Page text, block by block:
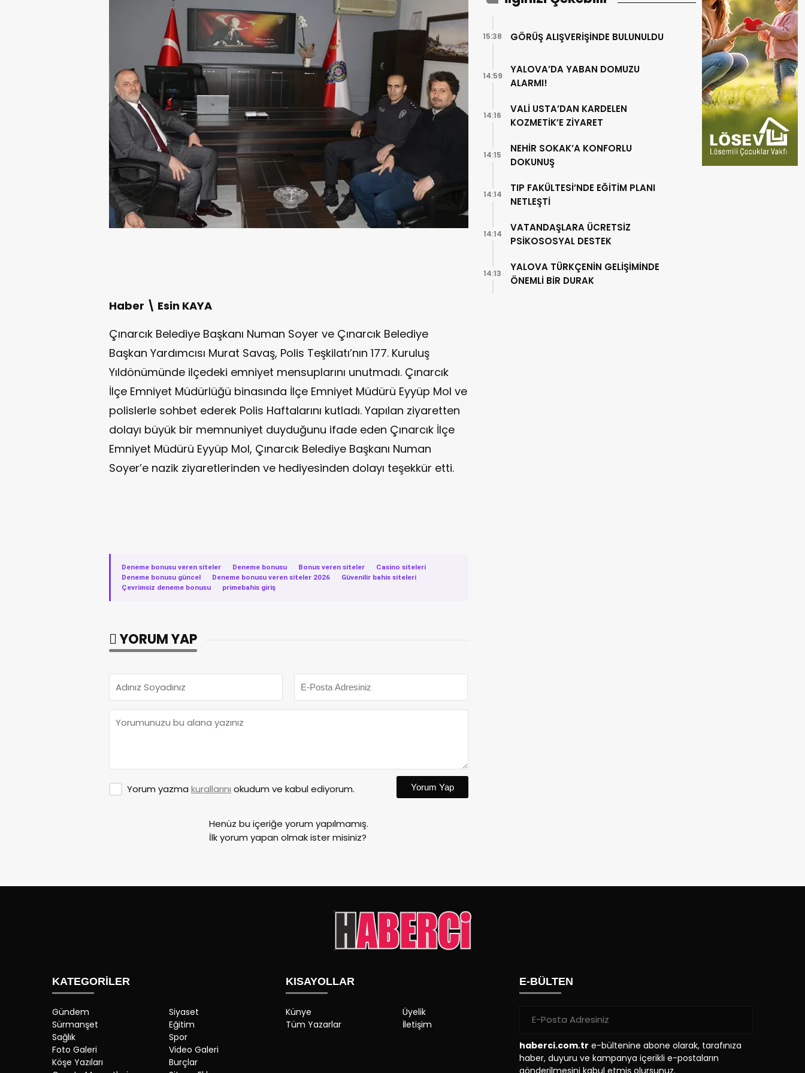
Haber \ Esin KAYA
Çınarcık Belediye Başkanı Numan Soyer ve Çınarcık Belediye
Başkan Yardımcısı Murat Savaş, Polis Teşkilatı’nın 177. Kuruluş
Yıldönümünde ilçedeki emniyet mensuplarını unutmadı. Çınarcık
İlçe Emniyet Müdürlüğü binasında İlçe Emniyet Müdürü Eyyüp Mol ve
polislerle sohbet ederek Polis Haftalarını kutladı. Yapılan ziyaretten
dolayı büyük bir memnuniyet duyduğunu ifade eden Çınarcık İlçe
Emniyet Müdürü Eyyüp Mol, Çınarcık Belediye Başkanı Numan
Soyer’e nazik ziyaretlerinden ve hediyesinden dolayı teşekkür etti.
Deneme bonusu veren siteler · Deneme bonusu · Bonus veren siteler · Casino siteleri
·
Deneme bonusu güncel
· Deneme bonusu veren siteler 2026 · Güvenilir bahis siteleri
·
Çevrimsiz deneme bonusu
· primebahis giriş
YORUM YAP
Yorum yazma kurallarını okudum ve kabul ediyorum. Yorum Yap
Henüz bu içeriğe yorum yapılmamış.
İlk yorum yapan olmak ister misiniz?
GÖRÜŞ ALIŞVERİŞİNDE BULUNULDU
15:38
YALOVA’DA YABAN DOMUZU
ALARMI!
14:59
VALİ USTA’DAN KARDELEN
KOZMETİK’E ZİYARET
14:16
NEHİR SOKAK’A KONFORLU
DOKUNUŞ
14:15
TIP FAKÜLTESİ’NDE EĞİTİM PLANI
NETLEŞTİ
14:14
VATANDAŞLARA ÜCRETSİZ
PSİKOSOSYAL DESTEK
14:14
YALOVA TÜRKÇENİN GELİŞİMİNDE
ÖNEMLİ BİR DURAK
14:13
KATEGORİLER
Gündem
Siyaset
Sürmanşet
Eğitim
Sağlık
Spor
Foto Galeri
Video Galeri
Köşe Yazıları
Burçlar
KISAYOLLAR
Künye
Üyelik
Tüm Yazarlar
İletişim
E-BÜLTEN
haberci.com.tr e-bültenine abone olarak, tarafınıza
haber, duyuru ve kampanya içerikli e-postaların
gönderilmesini kabul etmiş olursunuz.